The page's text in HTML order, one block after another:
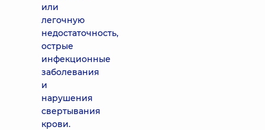
или
легочную
недостаточность,
острые
инфекционные
заболевания
и
нарушения
свертывания
крови.